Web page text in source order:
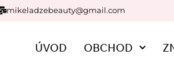
mikeladzebeauty@gmail.com
ÚVOD OBCHOD